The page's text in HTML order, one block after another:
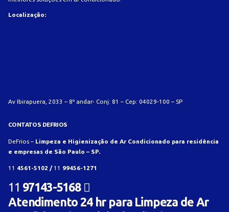
Localização:
Av Ibirapuera, 2033 – 8º andar- Conj: 81 – Cep: 04029-100 – SP
CONTATOS DEFRIOS
DeFrios – Limpeza e Higienização de Ar Condicionado para residência
e empresas de São Paulo – SP.
11 4561-5102 / 11 99456-1271
11 97143-5168
Atendimento 24 hr para Limpeza de Ar